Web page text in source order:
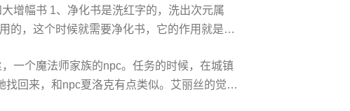
避、聚气能力都与迅有直接关系。 为了获得
达标灵魂重的刚烈猛灼、凝定凌威之念
增幅书 1、净化书是洗红字的，洗出次元属
的，这个时候就需要净化书，它的作用就是净
扭转成你想要的属*，比如我是狂战士净化出
是把无红字装备强行打上红字
一个魔法师家族的npc。任务的时候，在城镇
回来，和npc夏洛克有点类似。艾丽丝的觉